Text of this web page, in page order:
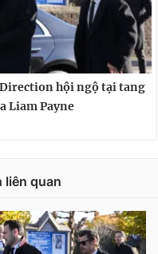
hội ngộ tại tang
Liam Payne
liên quan